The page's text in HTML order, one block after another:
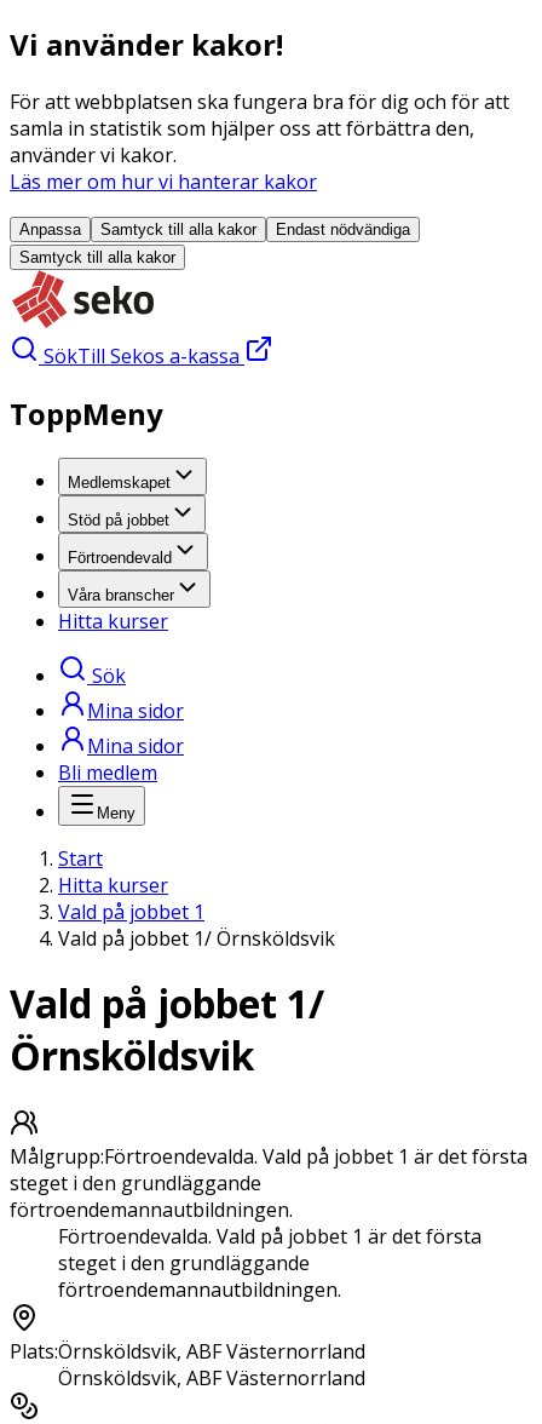
Vi använder kakor!
För att webbplatsen ska fungera bra för dig och för att
samla in statistik som hjälper oss att förbättra den,
använder vi kakor.
Läs mer om hur vi hanterar kakor
Anpassa Samtyck till alla kakor
Endast nödvändiga
Samtyck till alla kakor
SökTill Sekos a-kassa
ToppMeny
Medlemskapet
Stöd på jobbet
Förtroendevald
Våra branscher
Hitta kurser
Sök
Mina sidor
Mina sidor
Bli medlem
Meny
Start
Hitta kurser
Vald på jobbet 1
Vald på jobbet 1/ Örnsköldsvik
Vald på jobbet 1/
Örnsköldsvik
Målgrupp:Förtroendevalda. Vald på jobbet 1 är det första
steget i den grundläggande
förtroendemannautbildningen.
Förtroendevalda. Vald på jobbet 1 är det första
steget i den grundläggande
förtroendemannautbildningen.
Plats:Örnsköldsvik, ABF Västernorrland
Örnsköldsvik, ABF Västernorrland